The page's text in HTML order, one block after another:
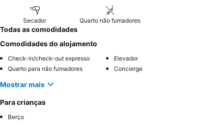
Secador Quarto não fumadores
Todas as comodidades
Comodidades do alojamento
Check-in/check-out expresso
Elevador
Quarto para não fumadores
Concierge
Mostrar mais
Para crianças
Berço